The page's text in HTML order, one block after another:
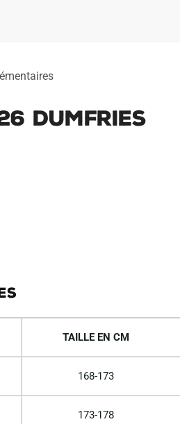
Dumfries
TAILLE EN CM
168-173
173-178